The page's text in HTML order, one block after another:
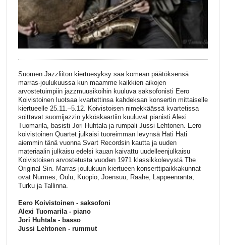
Suomen Jazzliiton kiertuesyksy saa komean päätöksensä
marras-joulukuussa kun maamme kaikkien aikojen
arvostetuimpiin jazzmuusikoihin kuuluva saksofonisti Eero
Koivistoinen luotsaa kvartettinsa kahdeksan konsertin mittaiselle
kiertueelle 25.11.–5.12. Koivistoisen nimekkäässä kvartetissa
soittavat suomijazzin ykköskaartiin kuuluvat pianisti Alexi
Tuomarila, basisti Jori Huhtala ja rumpali Jussi Lehtonen. Eero
koivistoinen Quartet julkaisi tuoreimman levynsä Hati Hati
aiemmin tänä vuonna Svart Recordsin kautta ja uuden
materiaalin julkaisu edelsi kauan kaivattu uudelleenjulkaisu
Koivistoisen arvostetusta vuoden 1971 klassikkolevystä The
Original Sin. Marras-joulukuun kiertueen konserttipaikkakunnat
ovat Nurmes, Oulu, Kuopio, Joensuu, Raahe, Lappeenranta,
Turku ja Tallinna.
Eero Koivistoinen - saksofoni
Alexi Tuomarila - piano
Jori Huhtala - basso
Jussi Lehtonen - rummut